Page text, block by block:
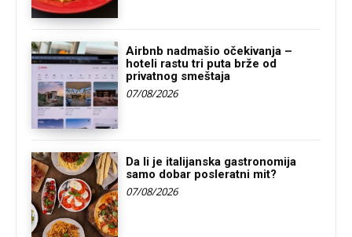
Airbnb nadmašio očekivanja –
hoteli rastu tri puta brže od
privatnog smeštaja
07/08/2026
Da li je italijanska gastronomija
samo dobar posleratni mit?
07/08/2026